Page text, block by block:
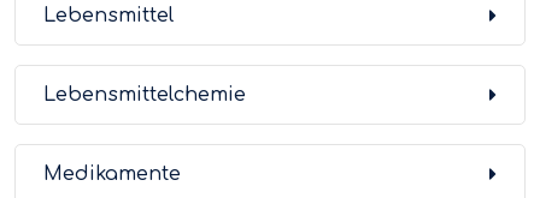
Lebensmittel
Lebensmittelchemie
Medikamente